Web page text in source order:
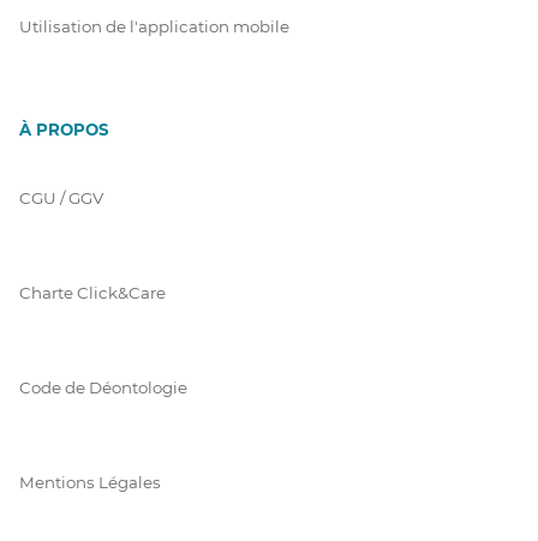
Utilisation de l'application mobile
À PROPOS
CGU / GGV
Charte Click&Care
Code de Déontologie
Mentions Légales